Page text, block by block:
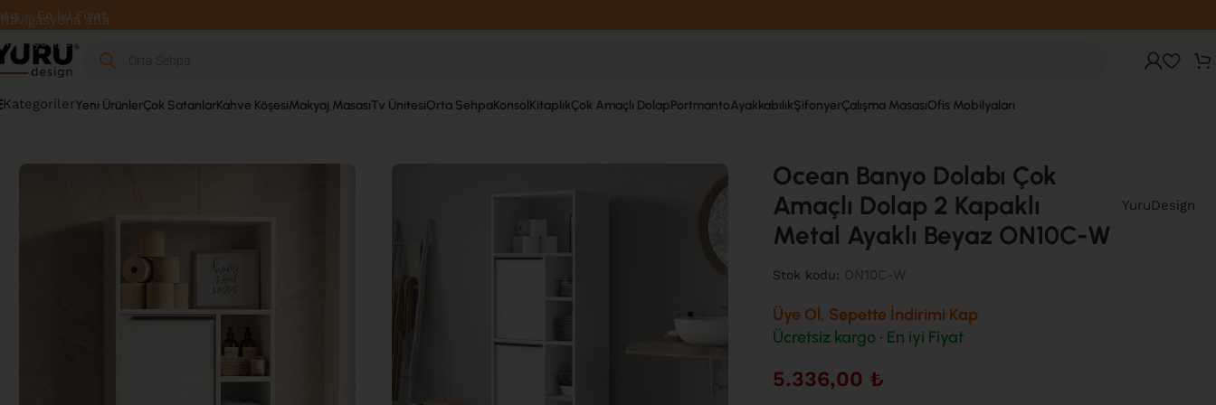
Navigasyona atla
Ana içeriğe atla
Kargo
KategorilerYeni ÜrünlerÇok SatanlarKahve KöşesiMakyaj MasasıTv ÜnitesiOrta SehpaKonsol KitaplıkÇok Amaçlı DolapPortmantoAyakkabılıkŞifonyerÇalışma MasasıOfis Mobilyaları
Ocean Banyo Dolabı Çok
Amaçlı Dolap 2 Kapaklı
Metal Ayaklı Beyaz ON10C-W
YuruDesign
Stok kodu: ON10C-W
Üye Ol, Sepette İndirimi Kap
Ücretsiz kargo • En iyi Fiyat
5.336,00 ₺